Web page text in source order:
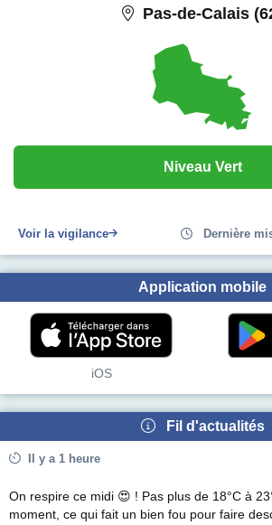
Pas-de-Calais
Niveau Vert
Voir la vigilance Dernière
Application mobile
iOS
Fil d'actualités
Il y a 1 heure
On respire ce midi 😍 ! Pas plus de 18°C à
moment, ce qui fait un bien fou pour faire